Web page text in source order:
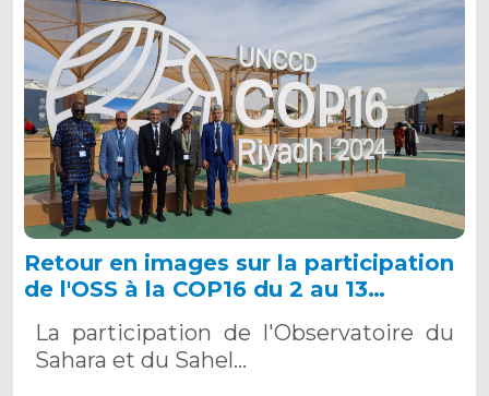
Retour en images sur la participation
de l'OSS à la COP16 du 2 au 13
Saoudite
La participation de l'Observatoire du
Sahara et du Sahel…